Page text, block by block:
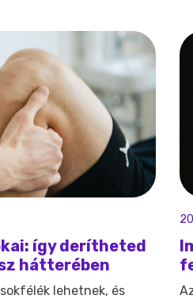
így derítheted
hátterében
lehetnek, és